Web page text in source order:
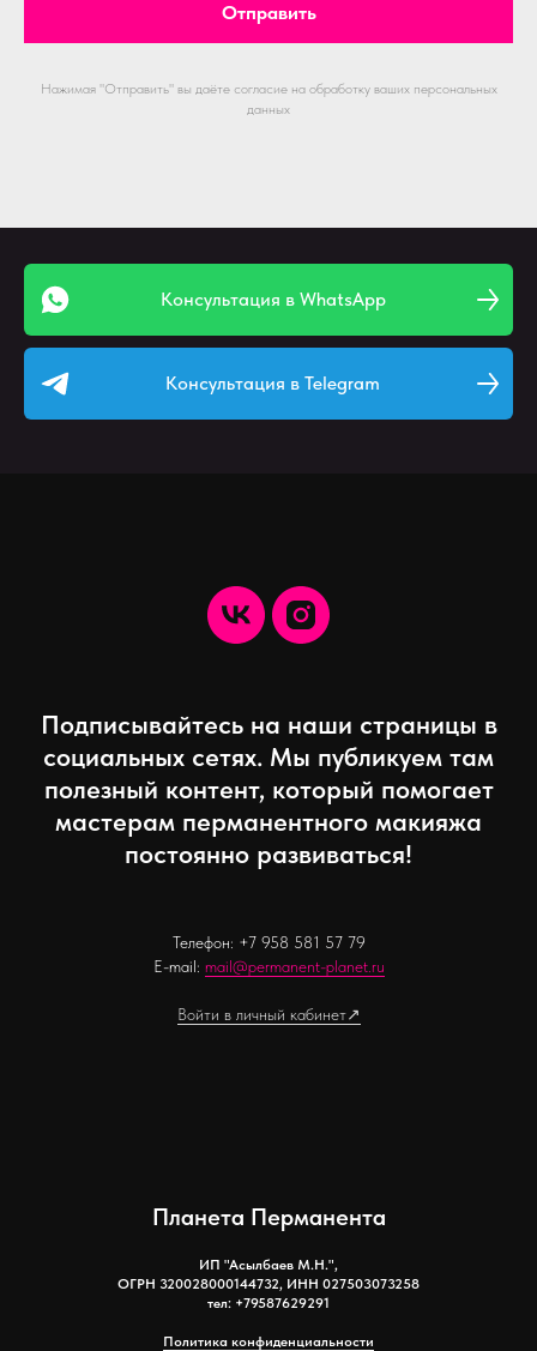
Отправить
Нажимая "Отправить" вы даёте согласие на обработку ваших персональных
данных
Консультация в WhatsApp
Консультация в Telegram
Подписывайтесь на наши страницы в
социальных сетях. Мы публикуем там
полезный контент, который помогает
мастерам перманентного макияжа
постоянно развиваться!
Телефон: +7 958 581 57 79
E-mail: mail@permanent-planet.ru
Войти в личный кабинет↗
Планета Перманента
ИП "Асылбаев М.Н.",
ОГРН 320028000144732, ИНН 027503073258
тел: +79587629291
Политика конфиденциальности